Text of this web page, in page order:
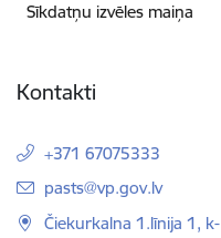
Sīkdatņu izvēles maiņa
Kontakti
+371 67075333
E-pasts:
pasts@vp.gov.lv
Čiekurkalna 1.līnija 1,